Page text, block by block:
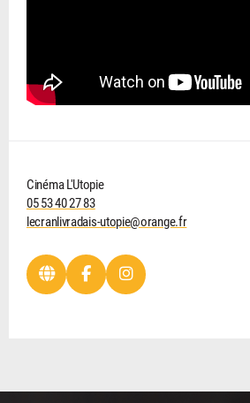
Cinéma L'Utopie
05 53 40 27 83
lecranlivradais-utopie@orange.fr